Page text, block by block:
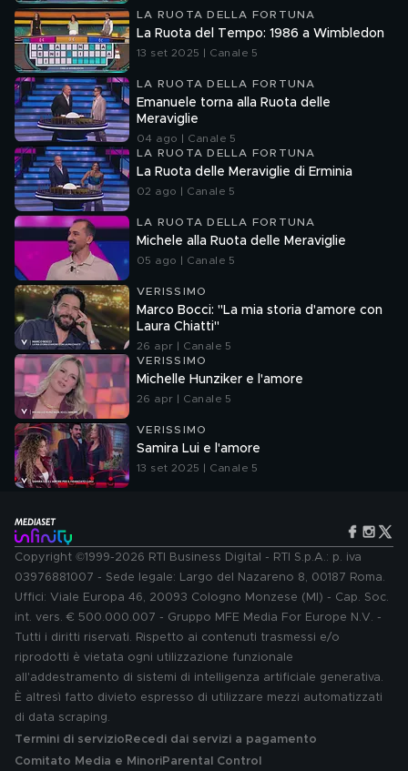
LA RUOTA DELLA FORTUNA
La Ruota del Tempo: 1986 a Wimbledon
13 set 2025 | Canale 5
LA RUOTA DELLA FORTUNA
Emanuele torna alla Ruota delle
Meraviglie
04 ago | Canale 5
LA RUOTA DELLA FORTUNA
La Ruota delle Meraviglie di Erminia
02 ago | Canale 5
LA RUOTA DELLA FORTUNA
Michele alla Ruota delle Meraviglie
05 ago | Canale 5
VERISSIMO
Marco Bocci: "La mia storia d'amore con
Laura Chiatti"
26 apr | Canale 5
VERISSIMO
Michelle Hunziker e l'amore
26 apr | Canale 5
VERISSIMO
Samira Lui e l'amore
13 set 2025 | Canale 5
Copyright ©1999-2026 RTI Business Digital - RTI S.p.A.: p. iva
03976881007 - Sede legale: Largo del Nazareno 8, 00187 Roma.
Uffici: Viale Europa 46, 20093 Cologno Monzese (MI) - Cap. Soc.
int. vers. € 500.000.007 - Gruppo MFE Media For Europe N.V. -
Tutti i diritti riservati. Rispetto ai contenuti trasmessi e/o
riprodotti è vietata ogni utilizzazione funzionale
all'addestramento di sistemi di intelligenza artificiale generativa.
È altresì fatto divieto espresso di utilizzare mezzi automatizzati
di data scraping.
Termini di servizio Recedi dai servizi a pagamento
Comitato Media e MinoriParental Control